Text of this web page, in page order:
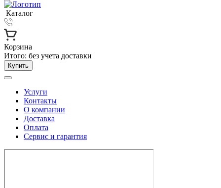
Каталог
Корзина
Итого: без учета доставки
Купить
Услуги
Контакты
О компании
Доставка
Оплата
Сервис и гарантия